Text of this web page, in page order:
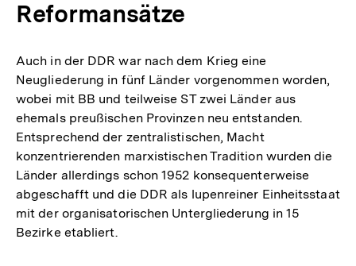
Reformansätze
Auch in der DDR war nach dem Krieg eine
Neugliederung in fünf Länder vorgenommen worden,
wobei mit BB und teilweise ST zwei Länder aus
ehemals preußischen Provinzen neu entstanden.
Entsprechend der zentralistischen, Macht
konzentrierenden marxistischen Tradition wurden die
Länder allerdings schon 1952 konsequenterweise
abgeschafft und die DDR als lupenreiner Einheitsstaat
mit der organisatorischen Untergliederung in 15
Bezirke etabliert.